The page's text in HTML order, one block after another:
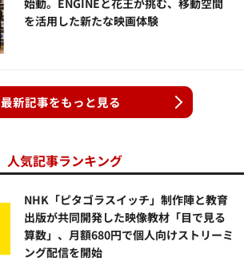
を活用した新たな映画体験
最新記事をもっと見る
人気記事ランキング
NHK「ピタゴラスイッチ」制作陣と教育
出版が共同開発した映像教材「目で見る
算数」、月額680円で個人向けストリーミ
ング配信を開始